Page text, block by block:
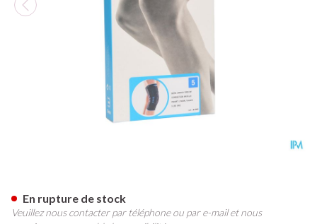
En rupture de stock
Veuillez nous contacter par téléphone ou par e-mail et nous